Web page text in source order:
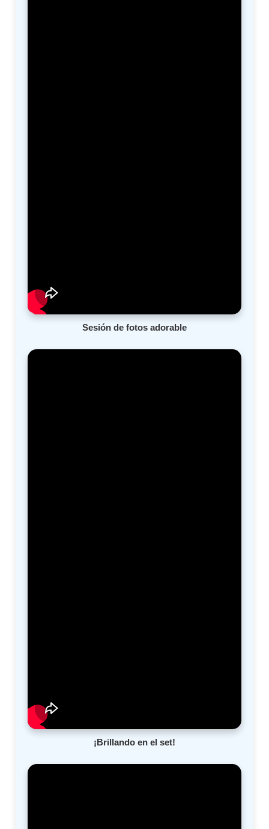
Sesión de fotos adorable
¡Brillando en el set!